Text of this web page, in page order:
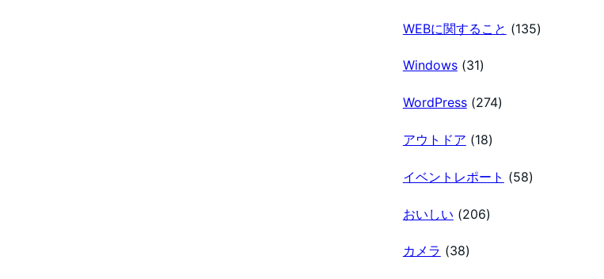
送
WEBに関すること (135)
Windows(31)
WordPress(274)
アウトドア (18)
イベントレポート (58)
おいしい (206)
カメラ (38)